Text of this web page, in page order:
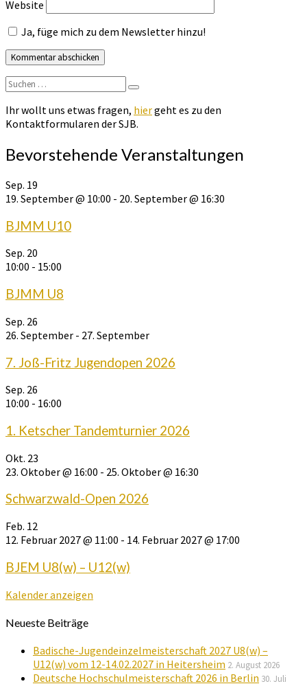
Website
Ja, füge mich zu dem Newsletter hinzu!
Suchen
nach:
Suchen
Ihr wollt uns etwas fragen, hiergeht es zu den
Kontaktformularen der SJB.
Bevorstehende Veranstaltungen
Sep. 19
19. September @ 10:00 - 20. September @ 16:30
BJMM U10
Sep. 20
10:00 - 15:00
BJMM U8
Sep. 26
26. September - 27. September
7. Joß-Fritz Jugendopen 2026
Sep. 26
10:00 - 16:00
1. Ketscher Tandemturnier 2026
Okt. 23
23. Oktober @ 16:00 - 25. Oktober @ 16:30
Schwarzwald-Open 2026
Feb. 12
12. Februar 2027 @ 11:00 - 14. Februar 2027 @ 17:00
BJEM U8(w) – U12(w)
Kalender anzeigen
Neueste Beiträge
Badische-Jugendeinzelmeisterschaft 2027 U8(w) –
U12(w) vom 12-14.02.2027 in Heitersheim 2. August 2026
Deutsche Hochschulmeisterschaft 2026 in Berlin 30. Juli